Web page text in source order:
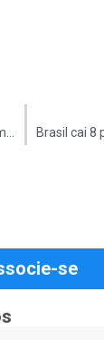
Deputados querem colocar em votação contas federais
se